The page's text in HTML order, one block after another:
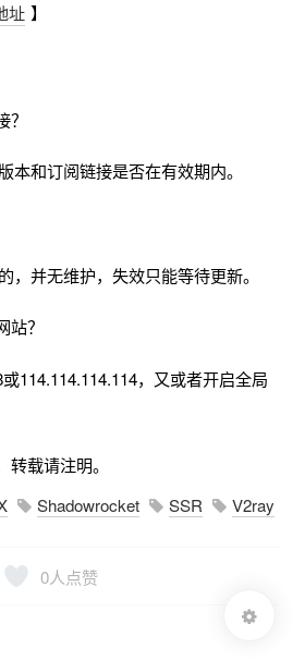
址 】
本和订阅链接是否在有效期内。
，并无维护，失效只能等待更新。
？
114.114.114.114，又或者开启全局
转载请注明。
Shadowrocket SSR V2ray
0人点赞